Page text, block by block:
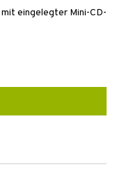
mit eingelegter Mini-CD-